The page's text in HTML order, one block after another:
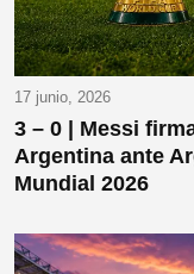
17 junio, 2026
3 – 0 | Messi
Argentina ante
Mundial 2026